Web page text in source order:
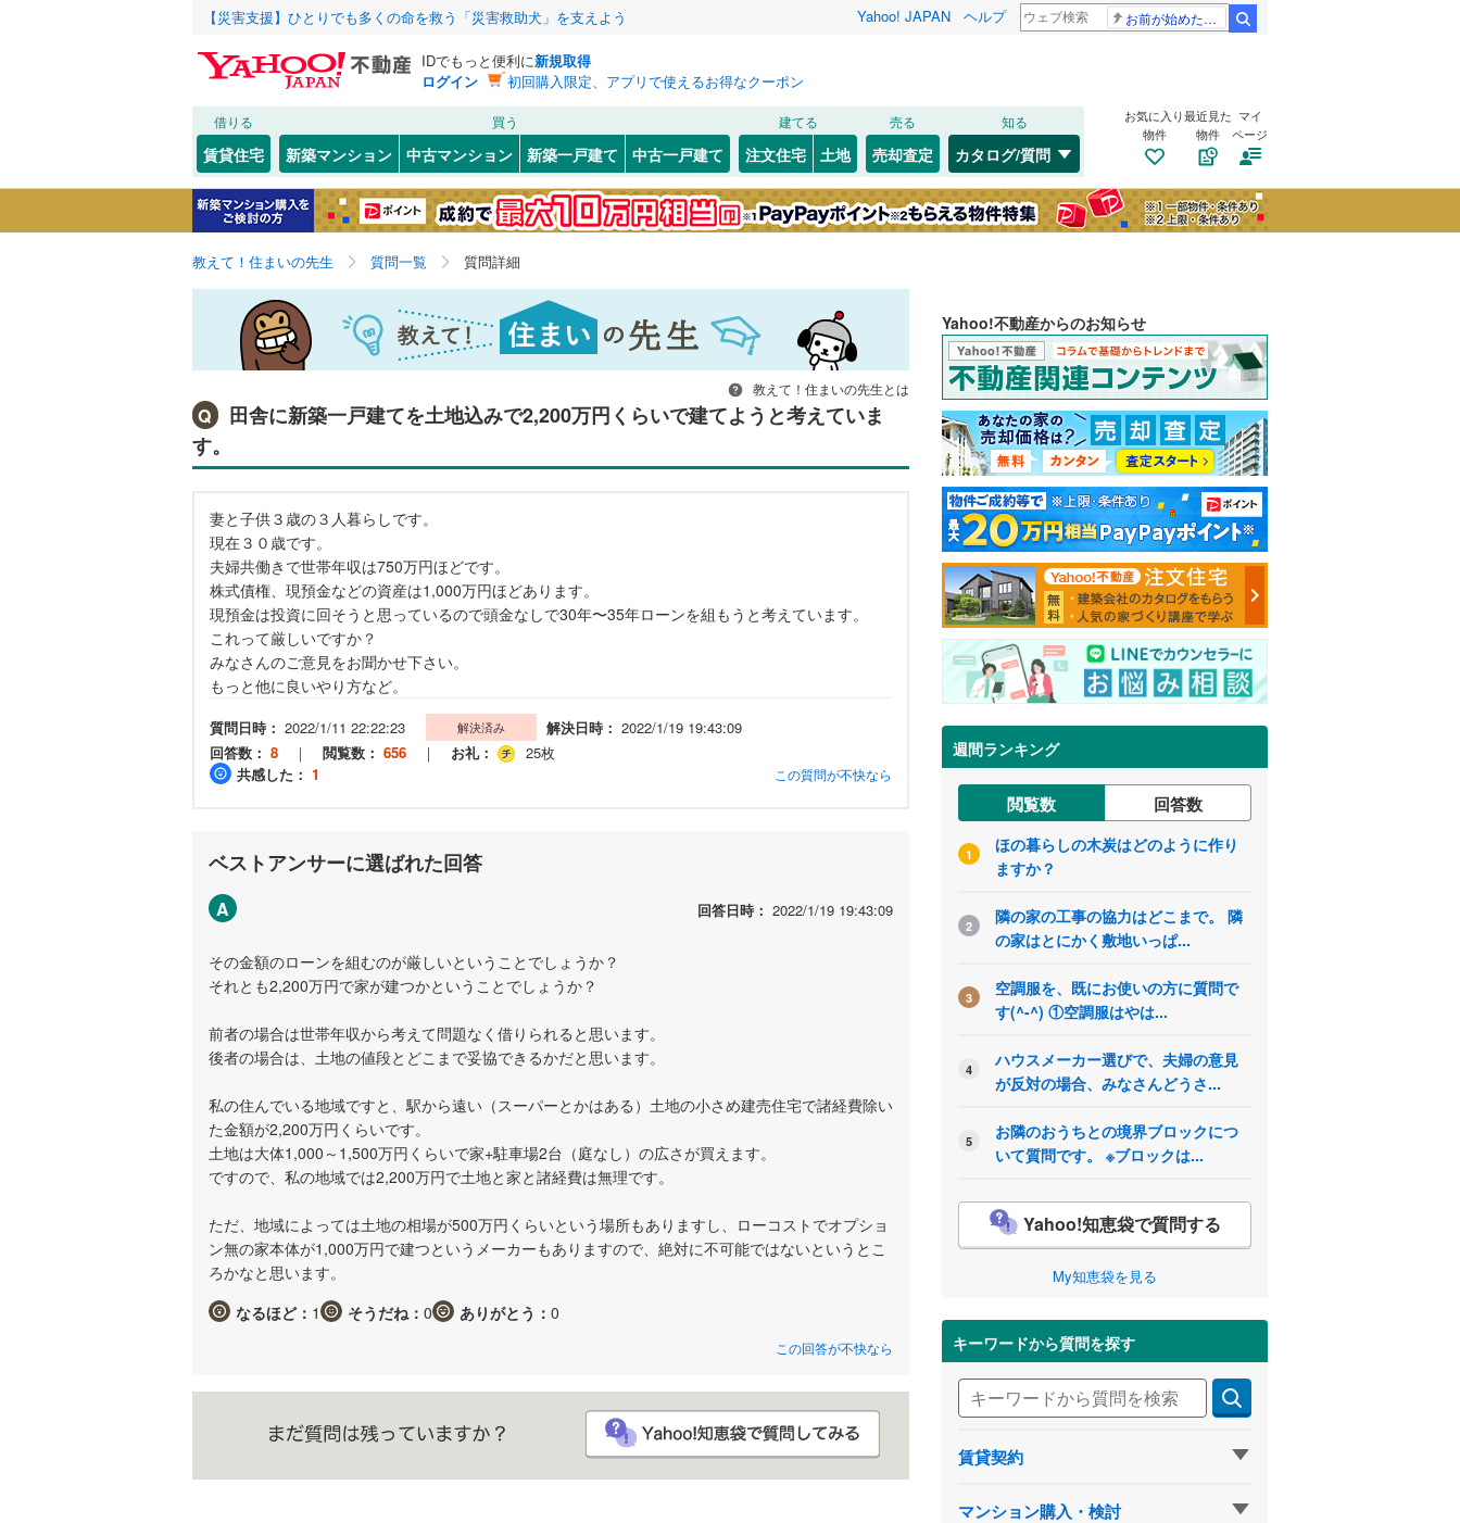
【災害支援】ひとりでも多くの命を救う「災害救助犬」を支えよう Yahoo! JAPAN ヘルプ お前が始めた物語だろ
IDでもっと便利に新規取得
ログイン
初回購入限定、アプリで使えるお得なクーポン
借りる
賃貸住宅
買う
新築マンション 中古マンション 新築一戸建て 中古一戸建て
建てる
注文住宅 土地
売る
売却査定
知る
カタログ/質問
お気に入り
物件
最近見た
物件
マイ
ページ
教えて！住まいの先生 質問一覧 質問詳細
教えて！住まいの先生とは
Q
田舎に新築一戸建てを土地込みで2,200万円くらいで建てようと考えていま
す。
妻と子供３歳の３人暮らしです。
現在３０歳です。
夫婦共働きで世帯年収は750万円ほどです。
株式債権、現預金などの資産は1,000万円ほどあります。
現預金は投資に回そうと思っているので頭金なしで30年〜35年ローンを組もうと考えています。
これって厳しいですか？
みなさんのご意見をお聞かせ下さい。
もっと他に良いやり方など。
質問日時： 2022/1/11 22:22:23 解決済み 解決日時： 2022/1/19 19:43:09
回答数： 8 ｜ 閲覧数： 656 ｜ お礼：
25枚
共感した： 1 この質問が不快なら
ベストアンサーに選ばれた回答
A 回答日時： 2022/1/19 19:43:09
その金額のローンを組むのが厳しいということでしょうか？
それとも2,200万円で家が建つかということでしょうか？
前者の場合は世帯年収から考えて問題なく借りられると思います。
後者の場合は、土地の値段とどこまで妥協できるかだと思います。
私の住んでいる地域ですと、駅から遠い（スーパーとかはある）土地の小さめ建売住宅で諸経費除い
た金額が2,200万円くらいです。
土地は大体1,000～1,500万円くらいで家+駐車場2台（庭なし）の広さが買えます。
ですので、私の地域では2,200万円で土地と家と諸経費は無理です。
ただ、地域によっては土地の相場が500万円くらいという場所もありますし、ローコストでオプショ
ン無の家本体が1,000万円で建つというメーカーもありますので、絶対に不可能ではないというとこ
ろかなと思います。
なるほど： 1 そうだね： 0 ありがとう： 0
この回答が不快なら
Yahoo!不動産からのお知らせ
週間ランキング
閲覧数 回答数
1
ほの暮らしの木炭はどのように作り
ますか？
2
隣の家の工事の協力はどこまで。 隣
の家はとにかく敷地いっぱ...
3
空調服を、既にお使いの方に質問で
す(^-^) ①空調服はやは...
4
ハウスメーカー選びで、夫婦の意見
が反対の場合、みなさんどうさ...
5
お隣のおうちとの境界ブロックにつ
いて質問です。 ※ブロックは...
Yahoo!知恵袋で質問する
My知恵袋を見る
キーワードから質問を探す
賃貸契約
マンション購入・検討